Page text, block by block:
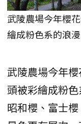
武陵農場今年櫻
繪成粉色系的浪
武陵農場今年
頭被彩繪成粉
昭和櫻、富士